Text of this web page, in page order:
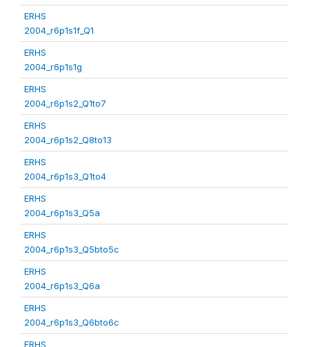
ERHS
2004_r6p1s1f_Q1
ERHS
2004_r6p1s1g
ERHS
2004_r6p1s2_Q1to7
ERHS
2004_r6p1s2_Q8to13
ERHS
2004_r6p1s3_Q1to4
ERHS
2004_r6p1s3_Q5a
ERHS
2004_r6p1s3_Q5bto5c
ERHS
2004_r6p1s3_Q6a
ERHS
2004_r6p1s3_Q6bto6c
ERHS